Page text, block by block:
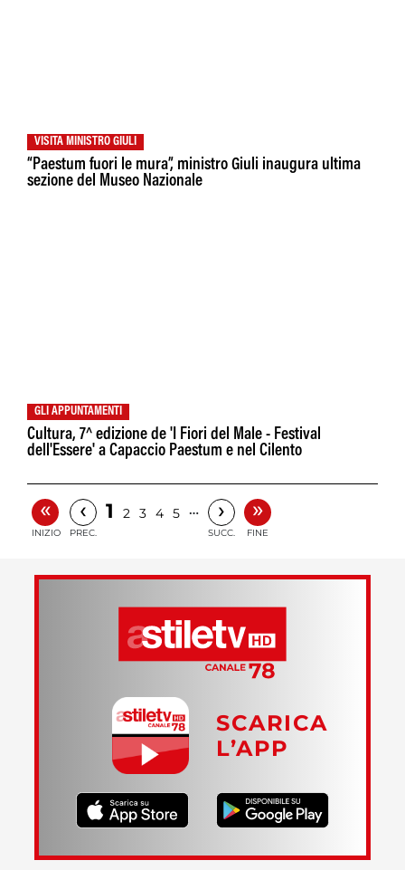
VISITA MINISTRO GIULI
“Paestum fuori le mura”, ministro Giuli inaugura ultima
sezione del Museo Nazionale
GLI APPUNTAMENTI
Cultura, 7^ edizione de 'I Fiori del Male - Festival
dell'Essere' a Capaccio Paestum e nel Cilento
«
INIZIO
‹
PREC.
1 2 3 4 5 … ›
SUCC.
»
FINE
SCARICA
L’APP